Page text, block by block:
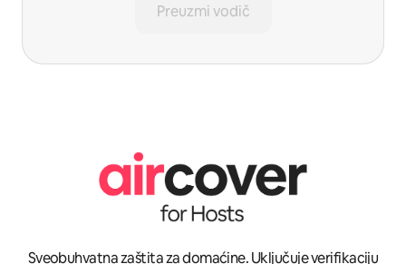
Preuzmi vodič
Sveobuhvatna zaštita za domaćine. Uključuje verifikaciju